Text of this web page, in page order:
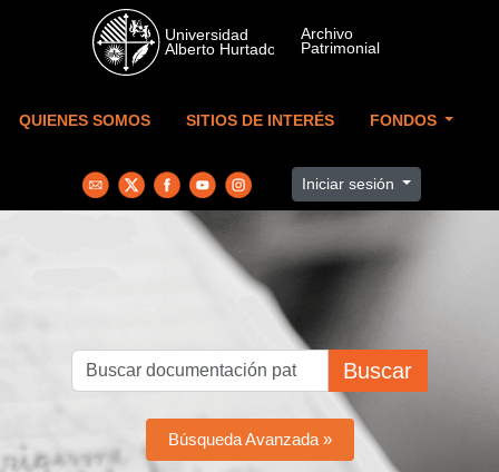
Skip to main content
QUIENES SOMOS SITIOS DE INTERÉS FONDOS
Iniciar sesión
Buscar
Búsqueda Avanzada »